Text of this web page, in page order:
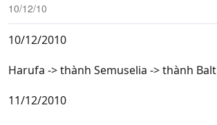
10/12/10
10/12/2010
Harufa -> thành Semuselia -> thành Balt
11/12/2010